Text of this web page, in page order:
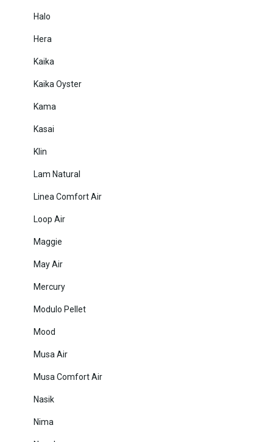
Halo
Hera
Kaika
Kaika Oyster
Kama
Kasai
Klin
Lam Natural
Linea Comfort Air
Loop Air
Maggie
May Air
Mercury
Modulo Pellet
Mood
Musa Air
Musa Comfort Air
Nasik
Nima